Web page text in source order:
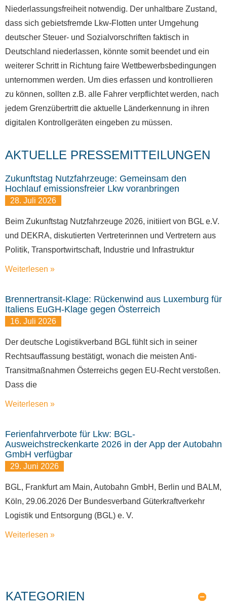
Niederlassungsfreiheit notwendig. Der unhaltbare Zustand,
dass sich gebietsfremde Lkw-Flotten unter Umgehung
deutscher Steuer- und Sozialvorschriften faktisch in
Deutschland niederlassen, könnte somit beendet und ein
weiterer Schritt in Richtung faire Wettbewerbsbedingungen
unternommen werden. Um dies erfassen und kontrollieren
zu können, sollten z.B. alle Fahrer verpflichtet werden, nach
jedem Grenzübertritt die aktuelle Länderkennung in ihren
digitalen Kontrollgeräten eingeben zu müssen.
AKTUELLE PRESSEMITTEILUNGEN
Zukunftstag Nutzfahrzeuge: Gemeinsam den
Hochlauf emissionsfreier Lkw voranbringen
28. Juli 2026
Beim Zukunftstag Nutzfahrzeuge 2026, initiiert von BGL e.V.
und DEKRA, diskutierten Vertreterinnen und Vertretern aus
Politik, Transportwirtschaft, Industrie und Infrastruktur
Weiterlesen »
Brennertransit-Klage: Rückenwind aus Luxemburg für
Italiens EuGH-Klage gegen Österreich
16. Juli 2026
Der deutsche Logistikverband BGL fühlt sich in seiner
Rechtsauffassung bestätigt, wonach die meisten Anti-
Transitmaßnahmen Österreichs gegen EU-Recht verstoßen.
Dass die
Weiterlesen »
Ferienfahrverbote für Lkw: BGL-
Ausweichstreckenkarte 2026 in der App der Autobahn
GmbH verfügbar
29. Juni 2026
BGL, Frankfurt am Main, Autobahn GmbH, Berlin und BALM,
Köln, 29.06.2026 Der Bundesverband Güterkraftverkehr
Logistik und Entsorgung (BGL) e. V.
Weiterlesen »
KATEGORIEN